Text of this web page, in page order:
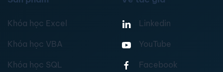
Khóa học Excel
Khóa học VBA
Khóa học SQL
Linkedin
YouTube
Facebook